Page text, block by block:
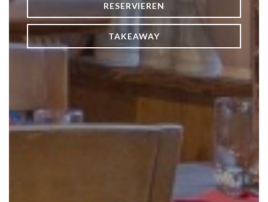
RESERVIEREN
TAKEAWAY